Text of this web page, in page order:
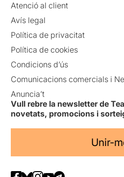
Atenció al client
Avís legal
Política de privacitat
Política de cookies
Condicions d’ús
Comunicacions comercials i
Anuncia’t
Vull rebre la newsletter de
novetats, promocions i
Unir-